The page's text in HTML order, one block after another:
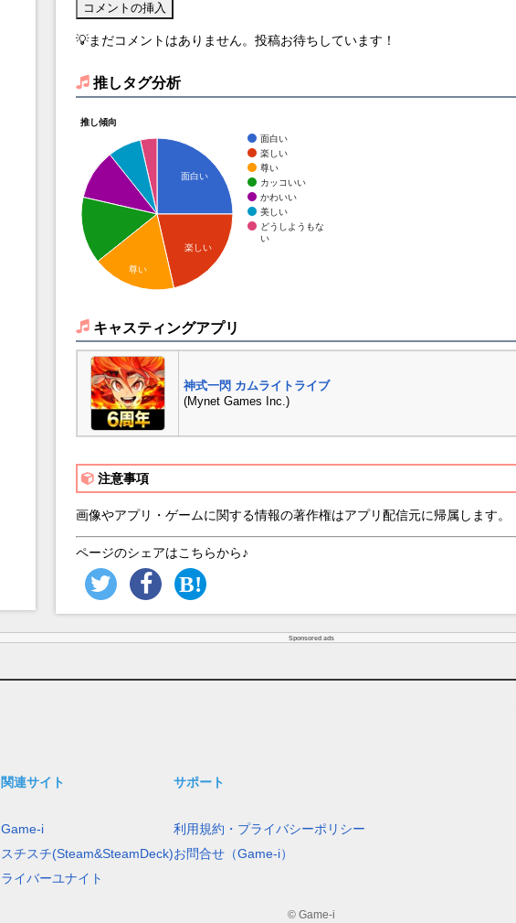
💡まだコメントはありません。投稿お待ちしています！
推しタグ分析
推し傾向
面白い
楽しい
尊い
カッコいい
かわいい
美しい
どうしようもな
い
面白い
楽しい
尊い
キャスティングアプリ
神式一閃 カムライトライブ
(Mynet Games Inc.)
注意事項
画像やアプリ・ゲームに関する情報の著作権はアプリ配信元に帰属します。
ページのシェアはこちらから♪
Sponsored ads
関連サイト
Game-i
スチスチ(Steam&SteamDeck)
ライバーユナイト
サポート
利用規約・プライバシーポリシー
お問合せ（Game-i）
© Game-i